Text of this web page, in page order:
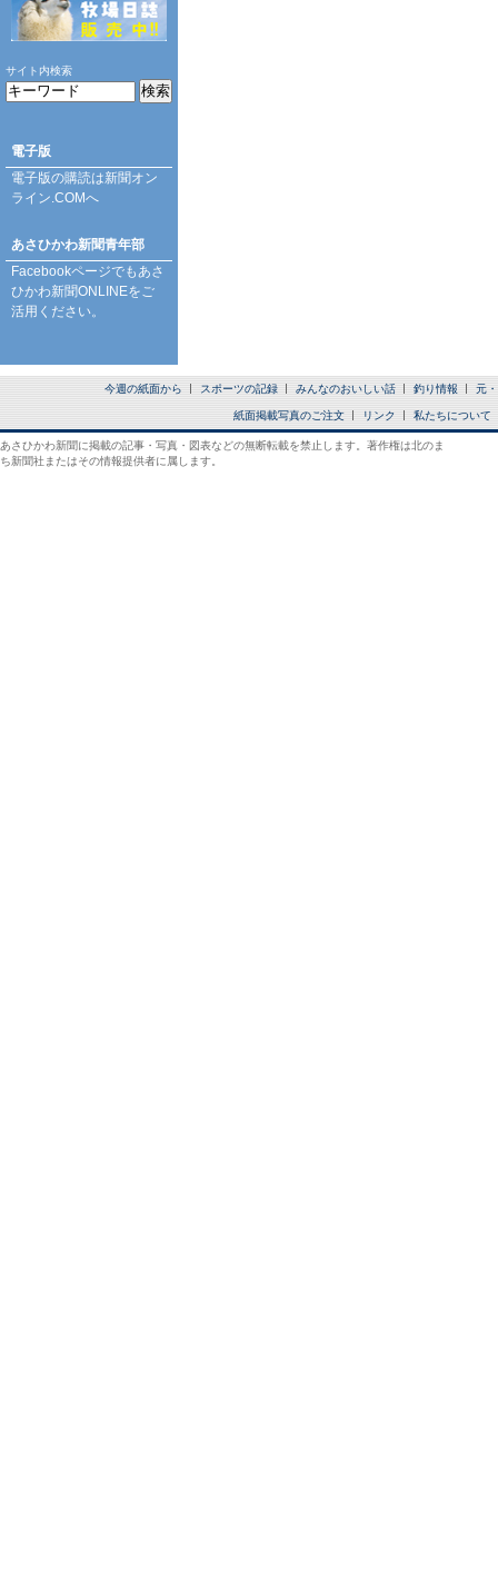
サイト内検索
電子版
電子版の購読は新聞オン
ライン.COMへ
あさひかわ新聞青年部
Facebookページでもあさ
ひかわ新聞ONLINEをご
活用ください。
今週の紙面から スポーツの記録 みんなのおいしい話 釣り情報 元
紙面掲載写真のご注文 リンク 私たちについて
あさひかわ新聞に掲載の記事・写真・図表などの無断転載を禁止します。著作権は北のま
ち新聞社またはその情報提供者に属します。